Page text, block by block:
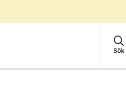
Sök